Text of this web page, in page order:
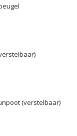
(verstelbaar)